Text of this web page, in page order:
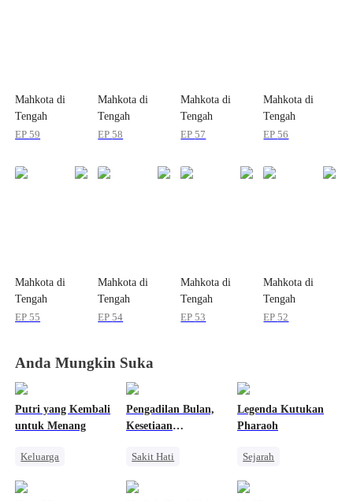
Mahkota di
Tengah
Reruntuhan
EP59
Mahkota di
Tengah
Reruntuhan
EP58
Mahkota di
Tengah
Reruntuhan
EP57
Mahkota di
Tengah
Reruntuhan
EP56
Mahkota di
Tengah
Reruntuhan
EP55
Mahkota di
Tengah
Reruntuhan
EP54
Mahkota di
Tengah
Reruntuhan
EP53
Mahkota di
Tengah
Reruntuhan
EP52
Anda Mungkin Suka
Putri yang Kembali
untuk Menang
Keluarga
Pengadilan Bulan,
Kesetiaan
Sakit Hati
Legenda Kutukan
Pharaoh
Sejarah